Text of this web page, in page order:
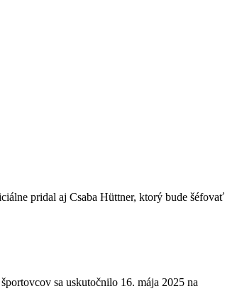
pridal aj Csaba Hüttner, ktorý bude šéfovať
sa uskutočnilo 16. mája 2025 na